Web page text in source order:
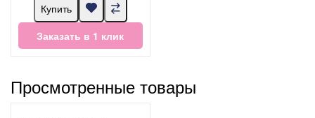
Купить
Заказать в 1 клик
Просмотренные товары